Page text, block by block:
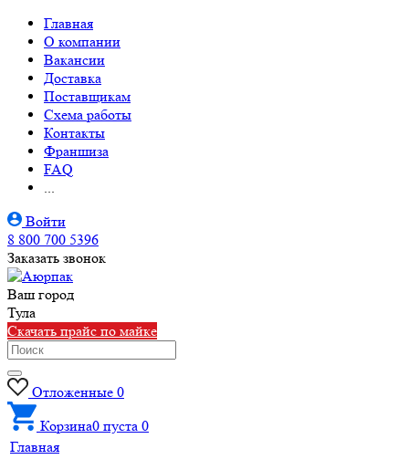
Главная
О компании
Вакансии
Доставка
Поставщикам
Схема работы
Контакты
Франшиза
FAQ
...
Войти
8 800 700 5396
Заказать звонок
Ваш город
Тула
Скачать прайс по майке
Отложенные 0
Корзина0 пуста 0
Главная